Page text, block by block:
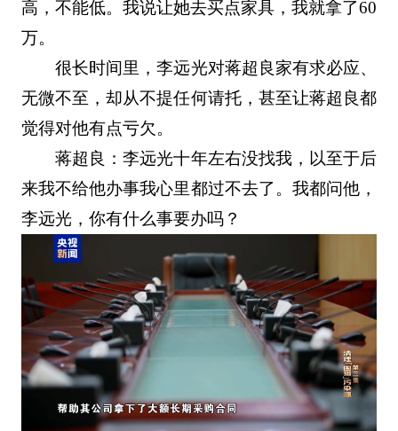
高，不能低。我说让她去买点家具，我就拿了60
万。
很长时间里，李远光对蒋超良家有求必应、
无微不至，却从不提任何请托，甚至让蒋超良都
觉得对他有点亏欠。
蒋超良：李远光十年左右没找我，以至于后
来我不给他办事我心里都过不去了。我都问他，
李远光，你有什么事要办吗？